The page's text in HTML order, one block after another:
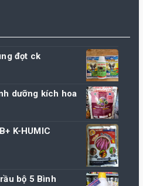
đọt ck
₫.
dưỡng kích hoa
K-HUMIC
bộ 5 Bình